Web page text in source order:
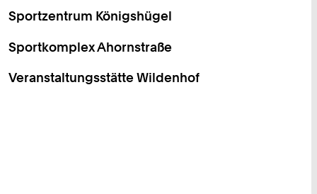
Sportzentrum Königshügel
Sportkomplex Ahornstraße
Veranstaltungsstätte Wildenhof